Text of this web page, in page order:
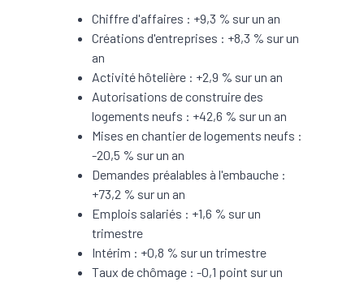
Chiffre d'affaires : +9,3 % sur un an
Créations d'entreprises : +8,3 % sur un
an
Activité hôtelière : +2,9 % sur un an
Autorisations de construire des
logements neufs : +42,6 % sur un an
Mises en chantier de logements neufs :
-20,5 % sur un an
Demandes préalables à l'embauche :
+73,2 % sur un an
Emplois salariés : +1,6 % sur un
trimestre
Intérim : +0,8 % sur un trimestre
Taux de chômage : -0,1 point sur un